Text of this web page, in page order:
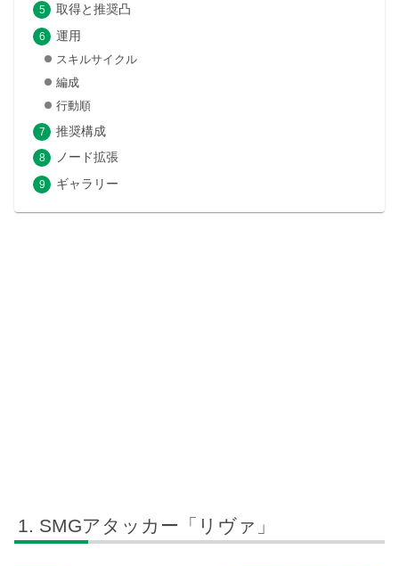
取得と推奨凸
運用
スキルサイクル
編成
行動順
推奨構成
ノード拡張
ギャラリー
SMGアタッカー「リヴァ」